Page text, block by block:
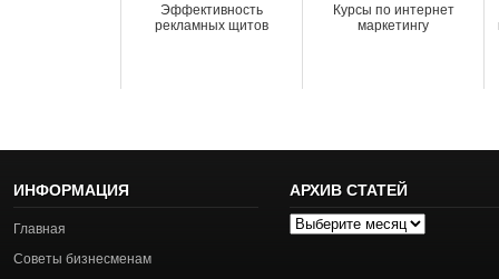
Эффективность
рекламных щитов
Курсы по интернет
маркетингу
ИНФОРМАЦИЯ
Главная
Советы бизнесменам
АРХИВ СТАТЕЙ
Архив